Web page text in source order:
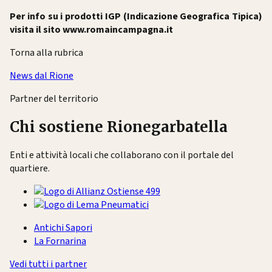
Per info su i prodotti IGP (Indicazione Geografica Tipica)
visita il sito www.romaincampagna.it
Torna alla rubrica
News dal Rione
Partner del territorio
Chi sostiene Rionegarbatella
Enti e attività locali che collaborano con il portale del
quartiere.
Antichi Sapori
La Fornarina
Vedi tutti i partner